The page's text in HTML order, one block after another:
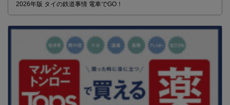
2026年版 タイの鉄道事情 電車でGO！